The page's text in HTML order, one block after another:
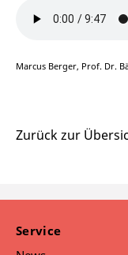
Marcus Berger, Prof. Dr.
Zurück zur
Service